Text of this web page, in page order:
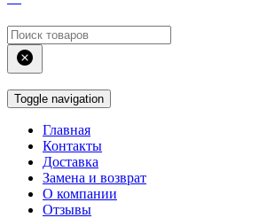
Toggle navigation
Главная
Контакты
Доставка
Замена и возврат
О компании
Отзывы